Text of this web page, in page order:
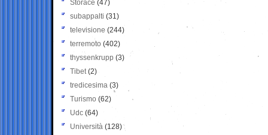
Storace (47)
subappalti (31)
televisione(244)
terremoto (402)
thyssenkrupp (3)
Tibet(2)
tredicesima (3)
Turismo (62)
Udc (64)
Università (128)